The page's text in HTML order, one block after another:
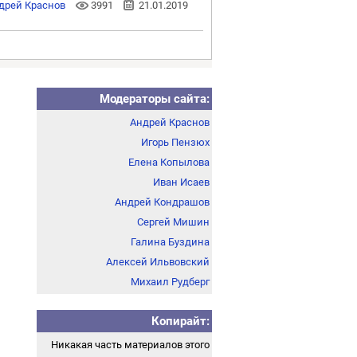
Краснов 3991 21.01.2019
Модераторы сайта:
Андрей Краснов
Игорь Пензюх
Елена Копылова
Иван Исаев
Андрей Кондрашов
Сергей Мишин
Галина Буздина
Алексей Ильвовский
Михаил Рудберг
Копирайт:
Никакая часть материалов этого